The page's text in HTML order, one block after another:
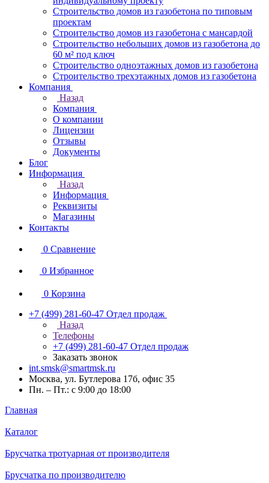
Строительство домов из газобетона по типовым
проектам
Строительство домов из газобетона с мансардой
Строительство небольших домов из газобетона до
60 м² под ключ
Строительство одноэтажных домов из газобетона
Строительство трехэтажных домов из газобетона
Компания
Назад
Компания
О компании
Лицензии
Отзывы
Документы
Блог
Информация
Назад
Информация
Реквизиты
Магазины
Контакты
0 Сравнение
0 Избранное
0 Корзина
+7 (499) 281-60-47 Отдел продаж
Назад
Телефоны
+7 (499) 281-60-47 Отдел продаж
Заказать звонок
int.smsk@smartmsk.ru
Москва, ул. Бутлерова 17б, офис 35
Пн. – Пт.: с 9:00 до 18:00
Главная
Каталог
Брусчатка тротуарная от производителя
Брусчатка по производителю